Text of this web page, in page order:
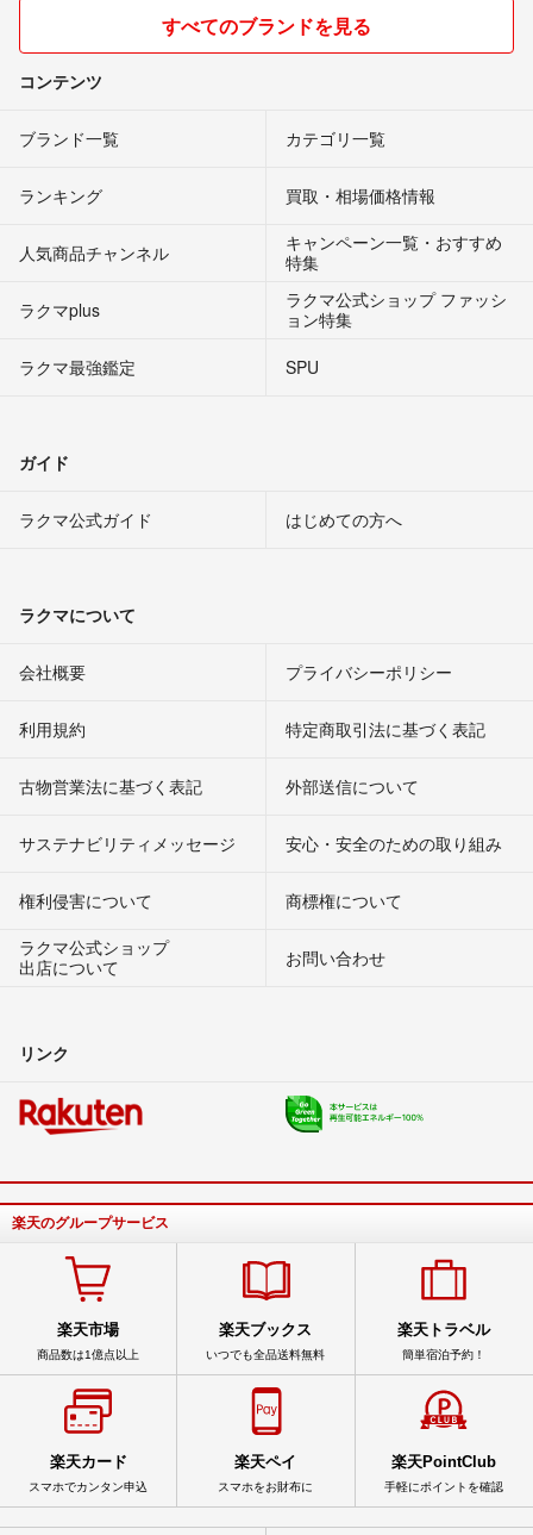
すべてのブランドを見る
コンテンツ
ブランド一覧 カテゴリ一覧
ランキング 買取・相場価格情報
人気商品チャンネル
キャンペーン一覧・おすすめ
特集
ラクマplus
ラクマ公式ショップ ファッシ
ョン特集
ラクマ最強鑑定
SPU
ガイド
ラクマ公式ガイド はじめての方へ
ラクマについて
会社概要 プライバシーポリシー
利用規約 特定商取引法に基づく表記
古物営業法に基づく表記 外部送信について
サステナビリティメッセージ 安心・安全のための取り組み
権利侵害について
商標権について
ラクマ公式ショップ
出店について
お問い合わせ
リンク
楽天のグループサービス
楽天市場
商品数は1億点以上
楽天ブックス
いつでも全品送料無料
楽天トラベル
簡単宿泊予約！
楽天カード
スマホでカンタン申込
楽天ペイ
スマホをお財布に
楽天PointClub
手軽にポイントを確認